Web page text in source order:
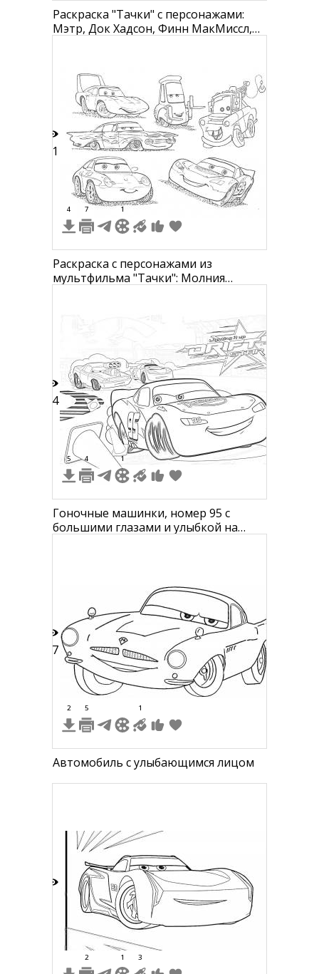
Раскраска "Тачки" с персонажами:
Мэтр, Док Хадсон, Финн МакМиссл,
21
4 7 1
Раскраска с персонажами из
мультфильма "Тачки": Молния
14
5 4 1
Гоночные машинки, номер 95 с
большими глазами и улыбкой на
17
2 5 1
Автомобиль с улыбающимся лицом
2 1 3